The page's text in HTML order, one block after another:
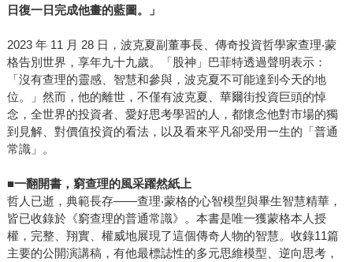
日復一日完成他畫的藍圖。」
2023 年 11 月 28 日，波克夏副董事長、傳奇投資哲學家查理‧蒙
格告別世界，享年九十九歲。「股神」巴菲特透過聲明表示：
「沒有查理的靈感、智慧和參與，波克夏不可能達到今天的地
位。」然而，他的離世，不僅有波克夏、華爾街投資巨頭的悼
念，全世界的投資者、愛好思考學習的人，都懷念他對市場的獨
到見解、對價值投資的看法，以及看來平凡卻受用一生的「普通
常識」。
■一翻開書，窮查理的風采躍然紙上
哲人已逝，典範長存——查理‧蒙格的心智模型與畢生智慧精華，
皆已收錄於《窮查理的普通常識》。本書是唯一獲蒙格本人授
權，完整、翔實、權威地展現了這個傳奇人物的智慧。收錄11篇
主要的公開演講稿，有他最標誌性的多元思維模型、逆向思考，